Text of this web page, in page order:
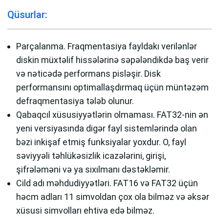
Qüsurlar:
Parçalanma. Fraqmentasiya fayldakı verilənlər
diskin müxtəlif hissələrinə səpələndikdə baş verir
və nəticədə performans pisləşir. Disk
performansını optimallaşdırmaq üçün müntəzəm
defraqmentasiya tələb olunur.
Qabaqcıl xüsusiyyətlərin olmaması. FAT32-nin ən
yeni versiyasında digər fayl sistemlərində olan
bəzi inkişaf etmiş funksiyalar yoxdur. O, fayl
səviyyəli təhlükəsizlik icazələrini, girişi,
şifrələməni və ya sıxılmanı dəstəkləmir.
Cild adı məhdudiyyətləri. FAT16 və FAT32 üçün
həcm adları 11 simvoldan çox ola bilməz və əksər
xüsusi simvolları ehtiva edə bilməz.